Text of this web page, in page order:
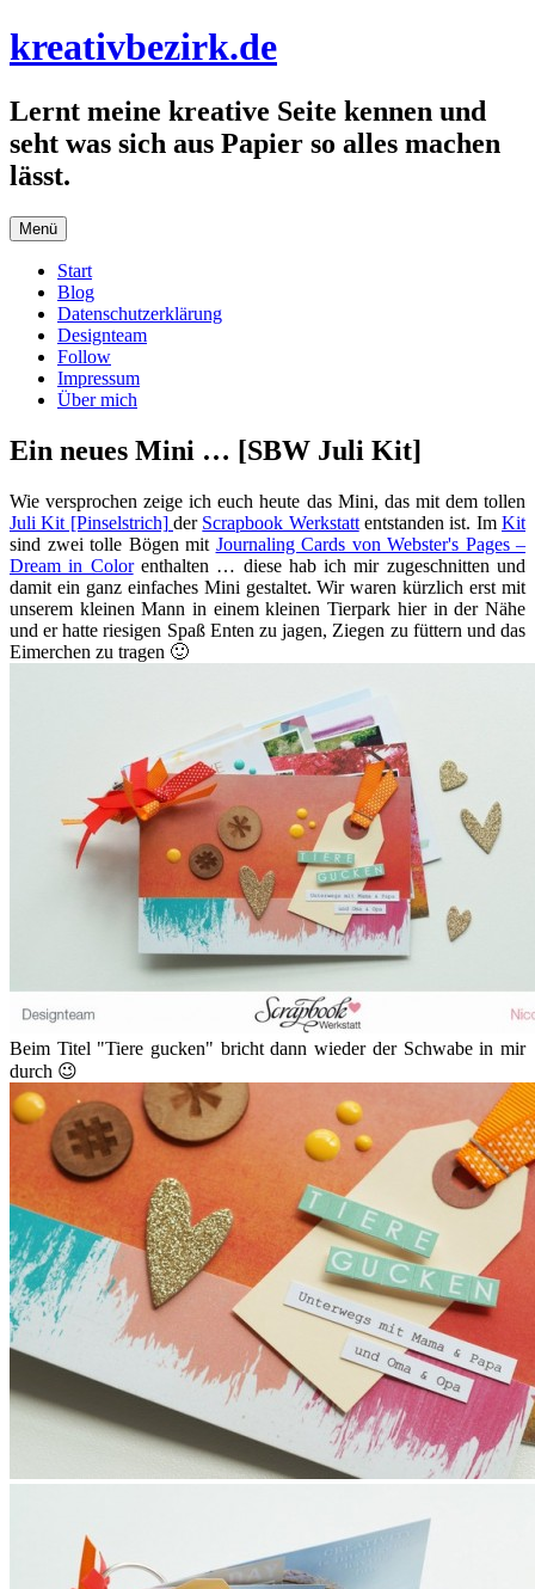
Zum
Inhalt
kreativbezirk.de
Lernt meine kreative Seite kennen und
seht was sich aus Papier so alles machen
lässt.
Menü
Start
Blog
Datenschutzerklärung
Designteam
Follow
Impressum
Über mich
Ein neues Mini … [SBW Juli Kit]
Wie versprochen zeige ich euch heute das Mini, das mit dem tollen
Juli Kit [Pinselstrich] der Scrapbook Werkstattentstanden ist. ImKit
sind zwei tolle Bögen mit Journaling Cards von Webster's Pages –
Dream in Colorenthalten … diese hab ich mir zugeschnitten und
damit ein ganz einfaches Mini gestaltet. Wir waren kürzlich erst mit
unserem kleinen Mann in einem kleinen Tierpark hier in der Nähe
und er hatte riesigen Spaß Enten zu jagen, Ziegen zu füttern und das
Eimerchen zu tragen 🙂
Beim Titel "Tiere gucken" bricht dann wieder der Schwabe in mir
durch 😉